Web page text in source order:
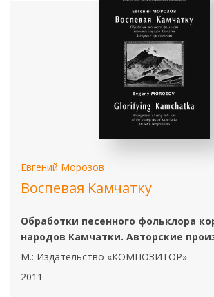
Евгений Морозов
Воспевая Камчатку
Обработки песенного фольклора
народов Камчатки. Авторские
М.: Издательство «КОМПОЗИТОР»
2011